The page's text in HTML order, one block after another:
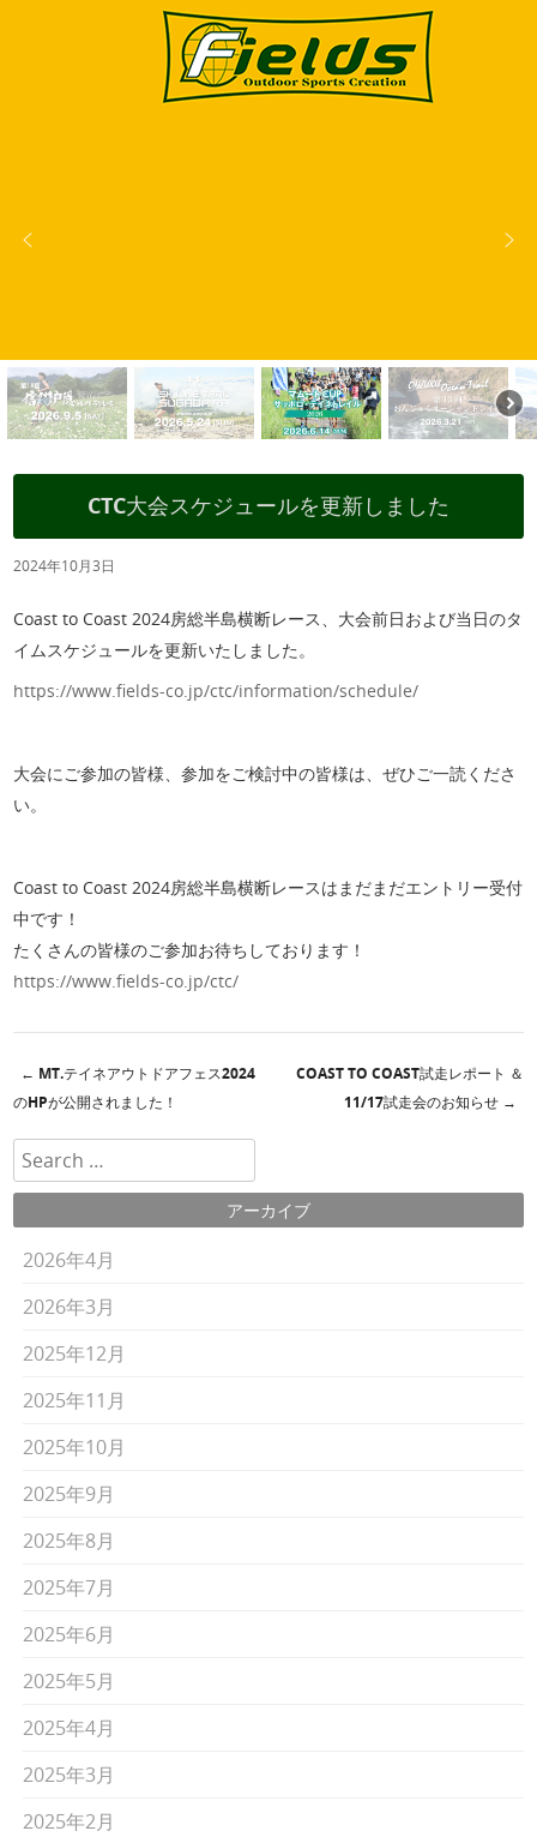
CTC大会スケジュールを更新しました
2024年10月3日
Coast to Coast 2024房総半島横断レース、大会前日および当日のタ
イムスケジュールを更新いたしました。
https://www.fields-co.jp/ctc/information/schedule/
大会にご参加の皆様、参加をご検討中の皆様は、ぜひご一読くださ
い。
Coast to Coast 2024房総半島横断レースはまだまだエントリー受付
中です！
たくさんの皆様のご参加お待ちしております！
https://www.fields-co.jp/ctc/
投稿ナビゲーション
← MT.テイネアウトドアフェス2024
のHPが公開されました！
COAST TO COAST試走レポート ＆
11/17試走会のお知らせ →
検索
アーカイブ
2026年4月
2026年3月
2025年12月
2025年11月
2025年10月
2025年9月
2025年8月
2025年7月
2025年6月
2025年5月
2025年4月
2025年3月
2025年2月